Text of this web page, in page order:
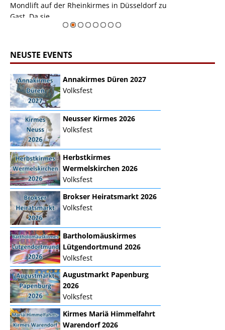
Mondlift auf der Rheinkirmes in Düsseldorf zu
Gast. Da sie ...
NEUSTE EVENTS
Annakirmes Düren 2027
Volksfest
Neusser Kirmes 2026
Volksfest
Herbstkirmes
Wermelskirchen 2026
Volksfest
Brokser Heiratsmarkt 2026
Volksfest
Bartholomäuskirmes
Lütgendortmund 2026
Volksfest
Augustmarkt Papenburg
2026
Volksfest
Kirmes Mariä Himmelfahrt
Warendorf 2026